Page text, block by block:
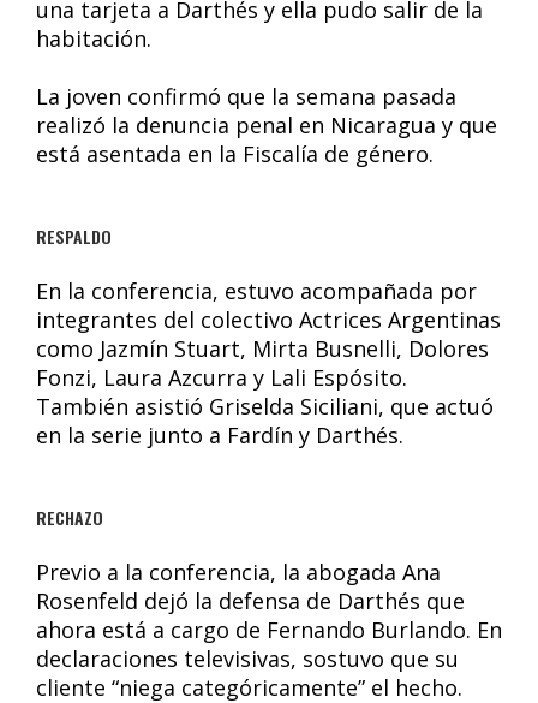
una tarjeta a Darthés y ella pudo salir de la
habitación.
La joven confirmó que la semana pasada
realizó la denuncia penal en Nicaragua y que
está asentada en la Fiscalía de género.
RESPALDO
En la conferencia, estuvo acompañada por
integrantes del colectivo Actrices Argentinas
como Jazmín Stuart, Mirta Busnelli, Dolores
Fonzi, Laura Azcurra y Lali Espósito.
También asistió Griselda Siciliani, que actuó
en la serie junto a Fardín y Darthés.
RECHAZO
Previo a la conferencia, la abogada Ana
Rosenfeld dejó la defensa de Darthés que
ahora está a cargo de Fernando Burlando. En
declaraciones televisivas, sostuvo que su
cliente “niega categóricamente” el hecho.